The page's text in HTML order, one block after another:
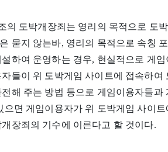
의 도박개장죄는 영리의 목적으로 도
묻지 않는바, 영리의 목적으로 속칭
하여 운영하는 경우, 현실적으로 게
자들이 위 도박게임 사이트에 접속하
해 주는 방법 등으로 게임이용자들
으면 게임이용자가 위 도박게임 사이
장죄의 기수에 이른다고 할 것이다.